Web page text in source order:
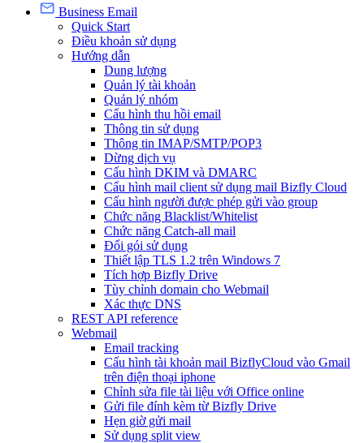
Business Email
Quick Start
Điều khoản sử dụng
Hướng dẫn
Dung lượng
Quản lý tài khoản
Quản lý nhóm
Cấu hình thu hồi email
Thông tin sử dụng
Thông tin IMAP/SMTP/POP3
Dừng dịch vụ
Cấu hình DKIM và DMARC
Cấu hình mail client sử dụng mail Bizfly Cloud
Cấu hình người được phép gửi vào group
Chức năng Blacklist/Whitelist
Chức năng Catch-all mail
Đổi gói sử dụng
Thiết lập TLS 1.2 trên Windows 7
Tích hợp Bizfly Drive
Tùy chỉnh domain cho Webmail
Xác thực DNS
REST API reference
Webmail
Email tracking
Cấu hình tài khoản mail BizflyCloud vào Gmail
trên điện thoại iphone
Chỉnh sửa file tài liệu với Office online
Gửi file đính kèm từ Bizfly Drive
Hẹn giờ gửi mail
Sử dụng split view